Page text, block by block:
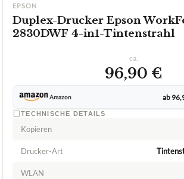
EPSON
Duplex-Drucker Epson
2830DWF 4-in1-Tintenstrahl
ca.
96,90 €
Amazon ab
TECHNISCHE DETAILS
Kopieren
Drucker-Art
WLAN